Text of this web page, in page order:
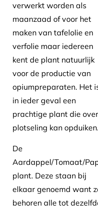
verwerkt worden als
maanzaad of voor het
maken van tafelolie en
verfolie maar iedereen
kent de plant natuurlijk
voor de productie van
opiumpreparaten. Het
in ieder geval een
prachtige plant die
plotseling kan opduiken.
De
Aardappel/Tomaat/
plant. Deze staan bij
elkaar genoemd want
behoren alle tot